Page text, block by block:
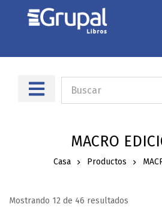
MACRO
Casa Productos
Mostrando 12 de 46 resultados